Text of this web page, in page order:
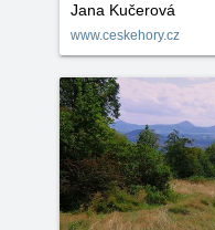
Jana Kučerová
www.ceskehory.cz